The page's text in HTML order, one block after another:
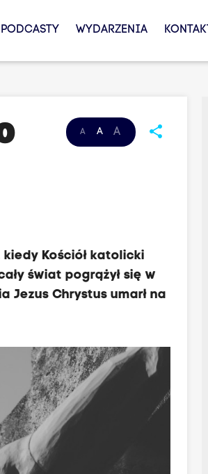
PODCASTY WYDARZENIA KONTAKT
A A A share
Kościół katolicki
świat pogrążył się w
Jezus Chrystus umarł na